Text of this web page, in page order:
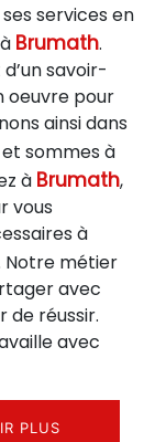
services en
Brumath.
savoir-
oeuvre pour
ainsi dans
sommes à
à Brumath,
vous
à
Notre métier
avec
de réussir.
avec
PLUS